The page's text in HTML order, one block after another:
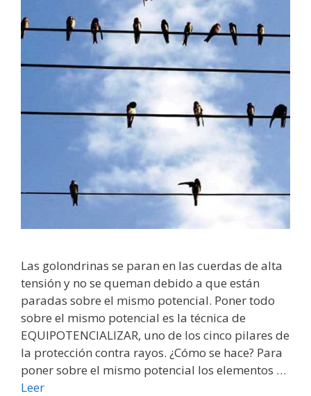
Las golondrinas se paran en las cuerdas de alta
tensión y no se queman debido a que están
paradas sobre el mismo potencial. Poner todo
sobre el mismo potencial es la técnica de
EQUIPOTENCIALIZAR, uno de los cinco pilares de
la protección contra rayos. ¿Cómo se hace? Para
poner sobre el mismo potencial los elementos …
Leer